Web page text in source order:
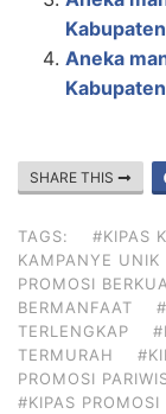
Aneka
SHARE THIS
TAGS: #KIPAS
KAMPANYE UNIK
PROMOSI
BERMANFAAT
TERLENGKAP
TERMURAH
PROMOSI
#KIPAS PROMOSI